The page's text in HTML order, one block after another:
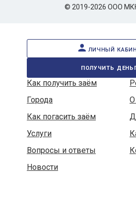
© 2019-2026 ООО
личный
получить
Как получить заём
Города
О
Как погасить заём
Услуги
Вопросы и ответы
Новости